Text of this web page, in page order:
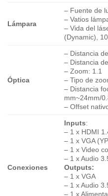
Lámpara
– Fuente de
– Vatios
– Vida del
(Dynamic),
Óptica
– Distancia
– Distancia
– Zoom: 1.1
– Tipo de
– Distancia
mm~24mm/
– Offset
Conexiones
Inputs:
– 1 x HDMI
– 1 x VGA
– 1 x Video
– 1 x Audio
Outputs:
– 1 x VGA
– 1 x Audio
– 1 x